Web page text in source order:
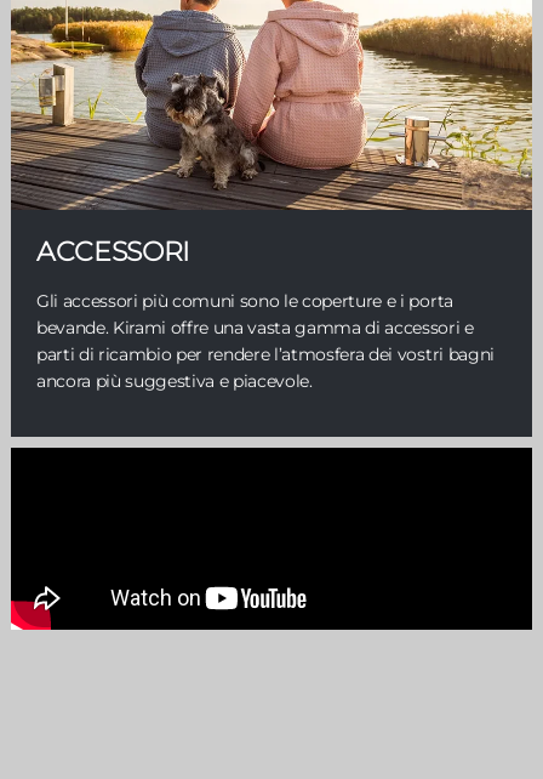
ACCESSORI
Gli accessori più comuni sono le coperture e i porta
bevande. Kirami offre una vasta gamma di accessori e
parti di ricambio per rendere l’atmosfera dei vostri bagni
ancora più suggestiva e piacevole.